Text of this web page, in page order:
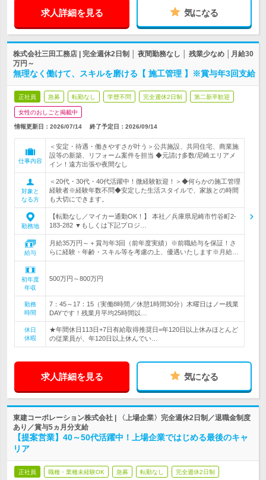
求人詳細を見る 気になる
株式会社三田工務店 | 完全週休2日制 │ 夜間勤務なし │ 残業少なめ │月給30
万円～
無理なく働けて、スキルを磨ける【 施工管理 】※賞与年3回支給
正社員 急募 転勤なし 学歴不問 完全週休2日制 第二新卒歓迎
女性のおしごと掲載中
情報更新日：2026/07/14 終了予定日： 2026/09/14
仕事内容
＜安定・待遇・働きやすさが叶う＞公共施設、共同住宅、商業施
設等の新築、リフォーム案件を担当 ◆元請け多数/尼崎エリアメ
イン！遠方出張や夜間なし
対象と
なる方
＜20代・30代・40代活躍中！微経験歓迎！＞◆何らかの施工管理
経験者※経験年数不問◆安定した生活スタイルで、家族との時間
も大切にできます。
勤務地
【転勤なし／マイカー通勤OK！】 本社／兵庫県尼崎市竹谷町2-
183-282 ▼もしくは下記プロジ…
給与
月給35万円～＋賞与年3回（前年度実績）※前職給与を保証！さ
らに経験・年齢・スキル等を考慮の上、優遇いたします※月給…
初年度
年収
500万円～800万円
勤務
時間
7：45～17：15（実働8時間／休憩1時間30分）木曜日はノー残業
DAYです！残業月平均25時間以…
休日
休暇
★年間休日113日+7日有給取得推奨日=年120日以上休みほとんど
の従業員が、年120日以上休んでい…
求人詳細を見る 気になる
東建コーポレーション株式会社 | 〈上場企業〉完全週休2日制／退職金制度
あり／賞与5ヵ月分支給
【提案営業】40～50代活躍中！上場企業ではじめる最後のキャ
リア
正社員 職種・業種未経験OK 急募 転勤なし 完全週休2日制